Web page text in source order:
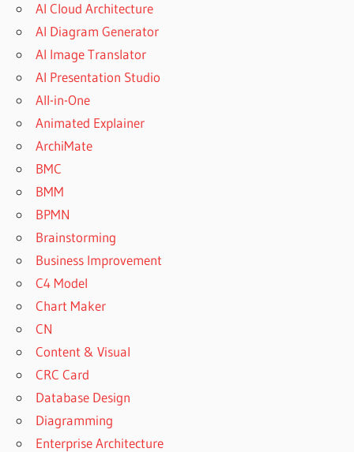
AI Cloud Architecture
AI Diagram Generator
AI Image Translator
AI Presentation Studio
All-in-One
Animated Explainer
ArchiMate
BMC
BMM
BPMN
Brainstorming
Business Improvement
C4 Model
Chart Maker
CN
Content & Visual
CRC Card
Database Design
Diagramming
Enterprise Architecture